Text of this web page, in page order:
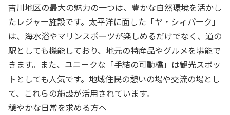
吉川地区の最大の魅力の一つは、豊かな自然環境を活かし
たレジャー施設です。太平洋に面した「ヤ・シィパーク」
は、海水浴やマリンスポーツが楽しめるだけでなく、道の
駅としても機能しており、地元の特産品やグルメを堪能で
きます。また、ユニークな「手結の可動橋」は観光スポッ
トとしても人気です。地域住民の憩いの場や交流の場とし
て、これらの施設が活用されています。
穏やかな日常を求める方へ